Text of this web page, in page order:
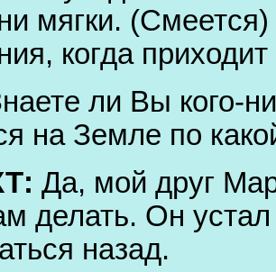
мягки.
когда
ли Вы кого-
на Земле по
Да, мой друг
делать. Он
назад.